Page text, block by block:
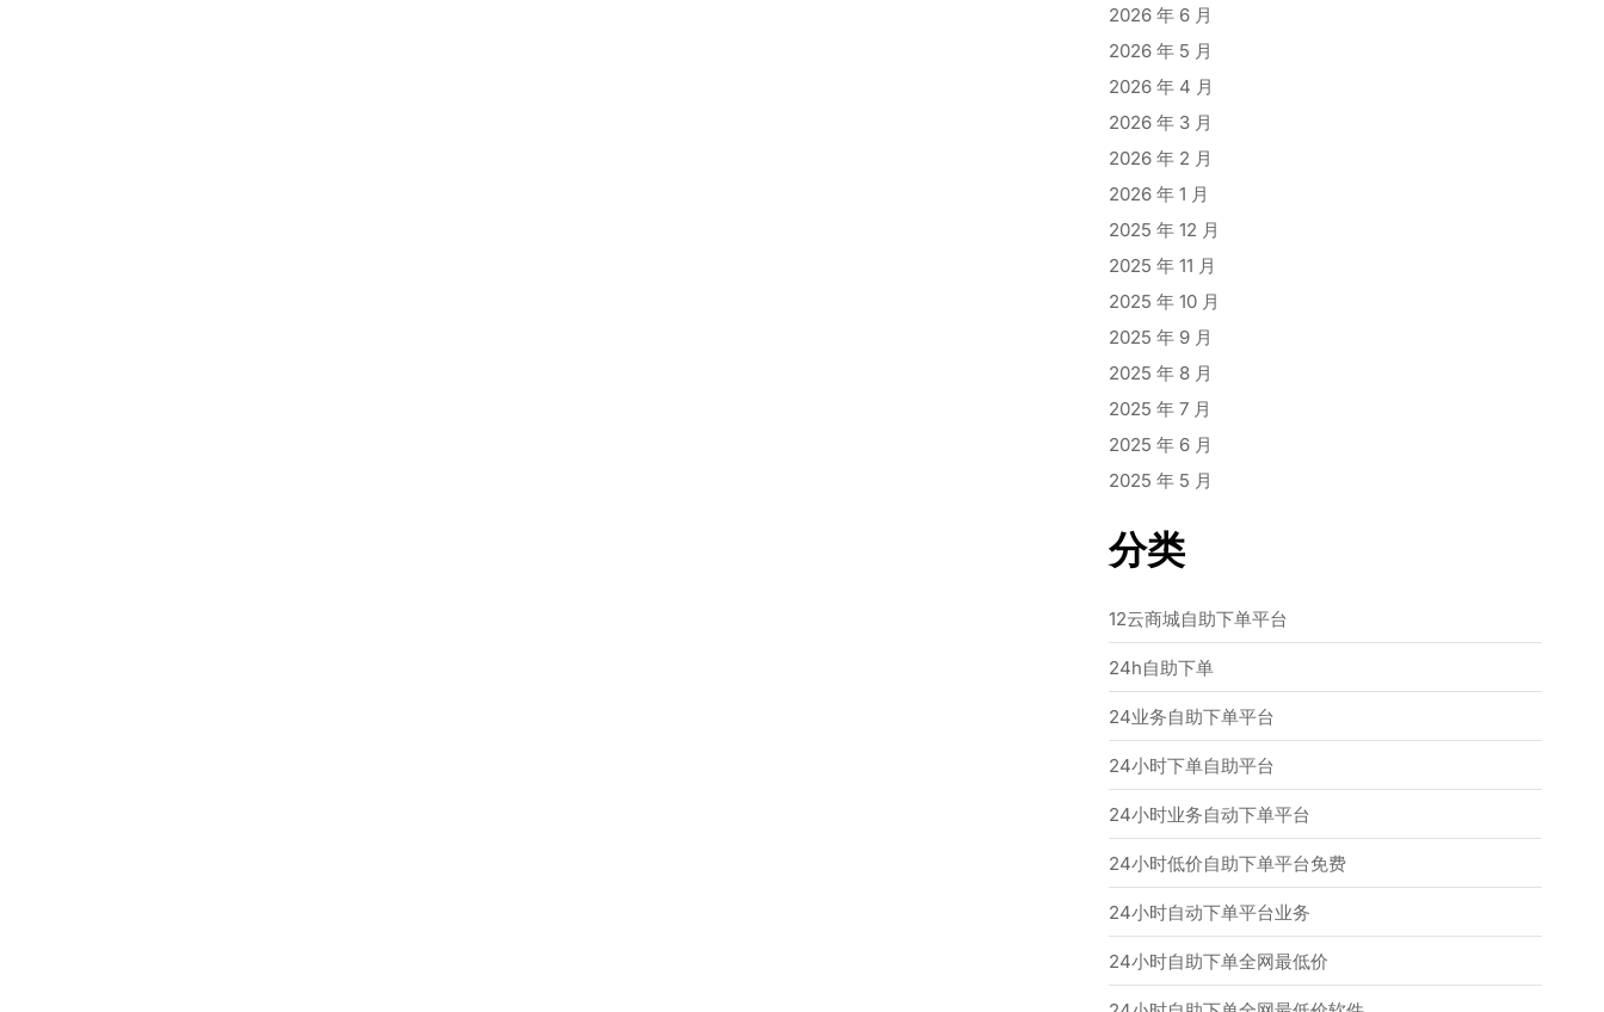
2026 年 6 月
2026 年 5 月
2026 年 4 月
2026 年 3 月
2026 年 2 月
2026 年 1 月
2025 年 12 月
2025 年 11 月
2025 年 10 月
2025 年 9 月
2025 年 8 月
2025 年 7 月
2025 年 6 月
2025 年 5 月
分类
12云商城自助下单平台
24h自助下单
24业务自助下单平台
24小时下单自助平台
24小时业务自动下单平台
24小时低价自助下单平台免费
24小时自动下单平台业务
24小时自助下单全网最低价